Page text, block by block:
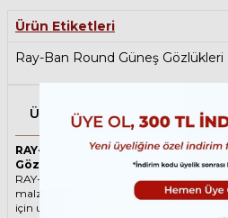
Ürün Etiketleri
Ray-Ban Round Güneş Gözlükleri
Ürün Açıklaması
RAY-BAN Round 3447 9230R5 50
Gözlüğü
RAY-BAN ikonik Yuvarlak Metal güneş
malzemesi ile göz alıcı bir aksesuar. Hem
için uygun olan bu güneş gözlüğü,